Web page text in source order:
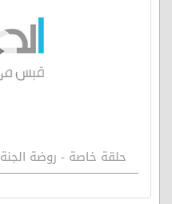
حلقة خاصة - روضة الجنة